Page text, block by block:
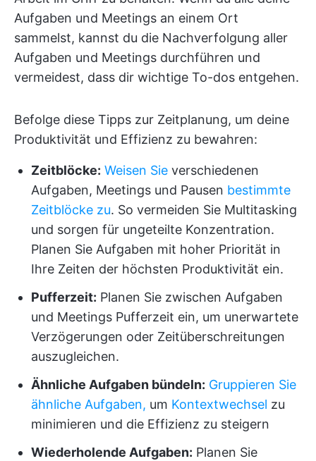
Aufgaben und Meetings an einem Ort
sammelst, kannst du die Nachverfolgung aller
Aufgaben und Meetings durchführen und
vermeidest, dass dir wichtige To-dos entgehen.
Befolge diese Tipps zur Zeitplanung, um deine
Produktivität und Effizienz zu bewahren:
Zeitblöcke: Weisen Sie verschiedenen
Aufgaben, Meetings und Pausen bestimmte
Zeitblöcke zu. So vermeiden Sie Multitasking
und sorgen für ungeteilte Konzentration.
Planen Sie Aufgaben mit hoher Priorität in
Ihre Zeiten der höchsten Produktivität ein.
Pufferzeit: Planen Sie zwischen Aufgaben
und Meetings Pufferzeit ein, um unerwartete
Verzögerungen oder Zeitüberschreitungen
auszugleichen.
Ähnliche Aufgaben bündeln: Gruppieren Sie
ähnliche Aufgaben, um Kontextwechsel zu
minimieren und die Effizienz zu steigern
Wiederholende Aufgaben: Planen Sie